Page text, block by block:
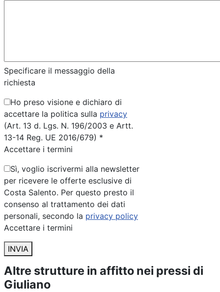
Specificare il messaggio della
richiesta
Ho preso visione e dichiaro di
accettare la politica sulla privacy
(Art. 13 d. Lgs. N. 196/2003 e Artt.
13-14 Reg. UE 2016/679) *
Accettare i termini
Sì, voglio iscrivermi alla newsletter
per ricevere le offerte esclusive di
Costa Salento. Per questo presto il
consenso al trattamento dei dati
personali, secondo la privacy policy
Accettare i termini
INVIA
Altre strutture in affitto nei pressi di
Giuliano